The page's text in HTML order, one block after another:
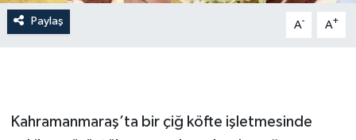
Paylaş A- A+
Kahramanmaraş’ta bir çiğ köfte işletmesinde
ROPORTAJ
KADIN-AİLE